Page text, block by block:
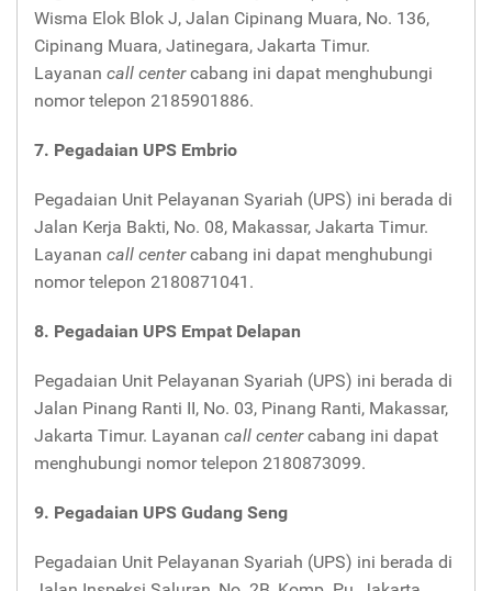
Wisma Elok Blok J, Jalan Cipinang Muara, No. 136,
Cipinang Muara, Jatinegara, Jakarta Timur.
Layanan call center cabang ini dapat menghubungi
nomor telepon 2185901886.
7. Pegadaian UPS Embrio
Pegadaian Unit Pelayanan Syariah (UPS) ini berada di
Jalan Kerja Bakti, No. 08, Makassar, Jakarta Timur.
Layanan call center cabang ini dapat menghubungi
nomor telepon 2180871041.
8. Pegadaian UPS Empat Delapan
Pegadaian Unit Pelayanan Syariah (UPS) ini berada di
Jalan Pinang Ranti II, No. 03, Pinang Ranti, Makassar,
Jakarta Timur. Layanan call center cabang ini dapat
menghubungi nomor telepon 2180873099.
9. Pegadaian UPS Gudang Seng
Pegadaian Unit Pelayanan Syariah (UPS) ini berada di